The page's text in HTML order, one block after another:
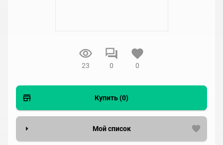
23 0 0
Купить (0)
Мой список